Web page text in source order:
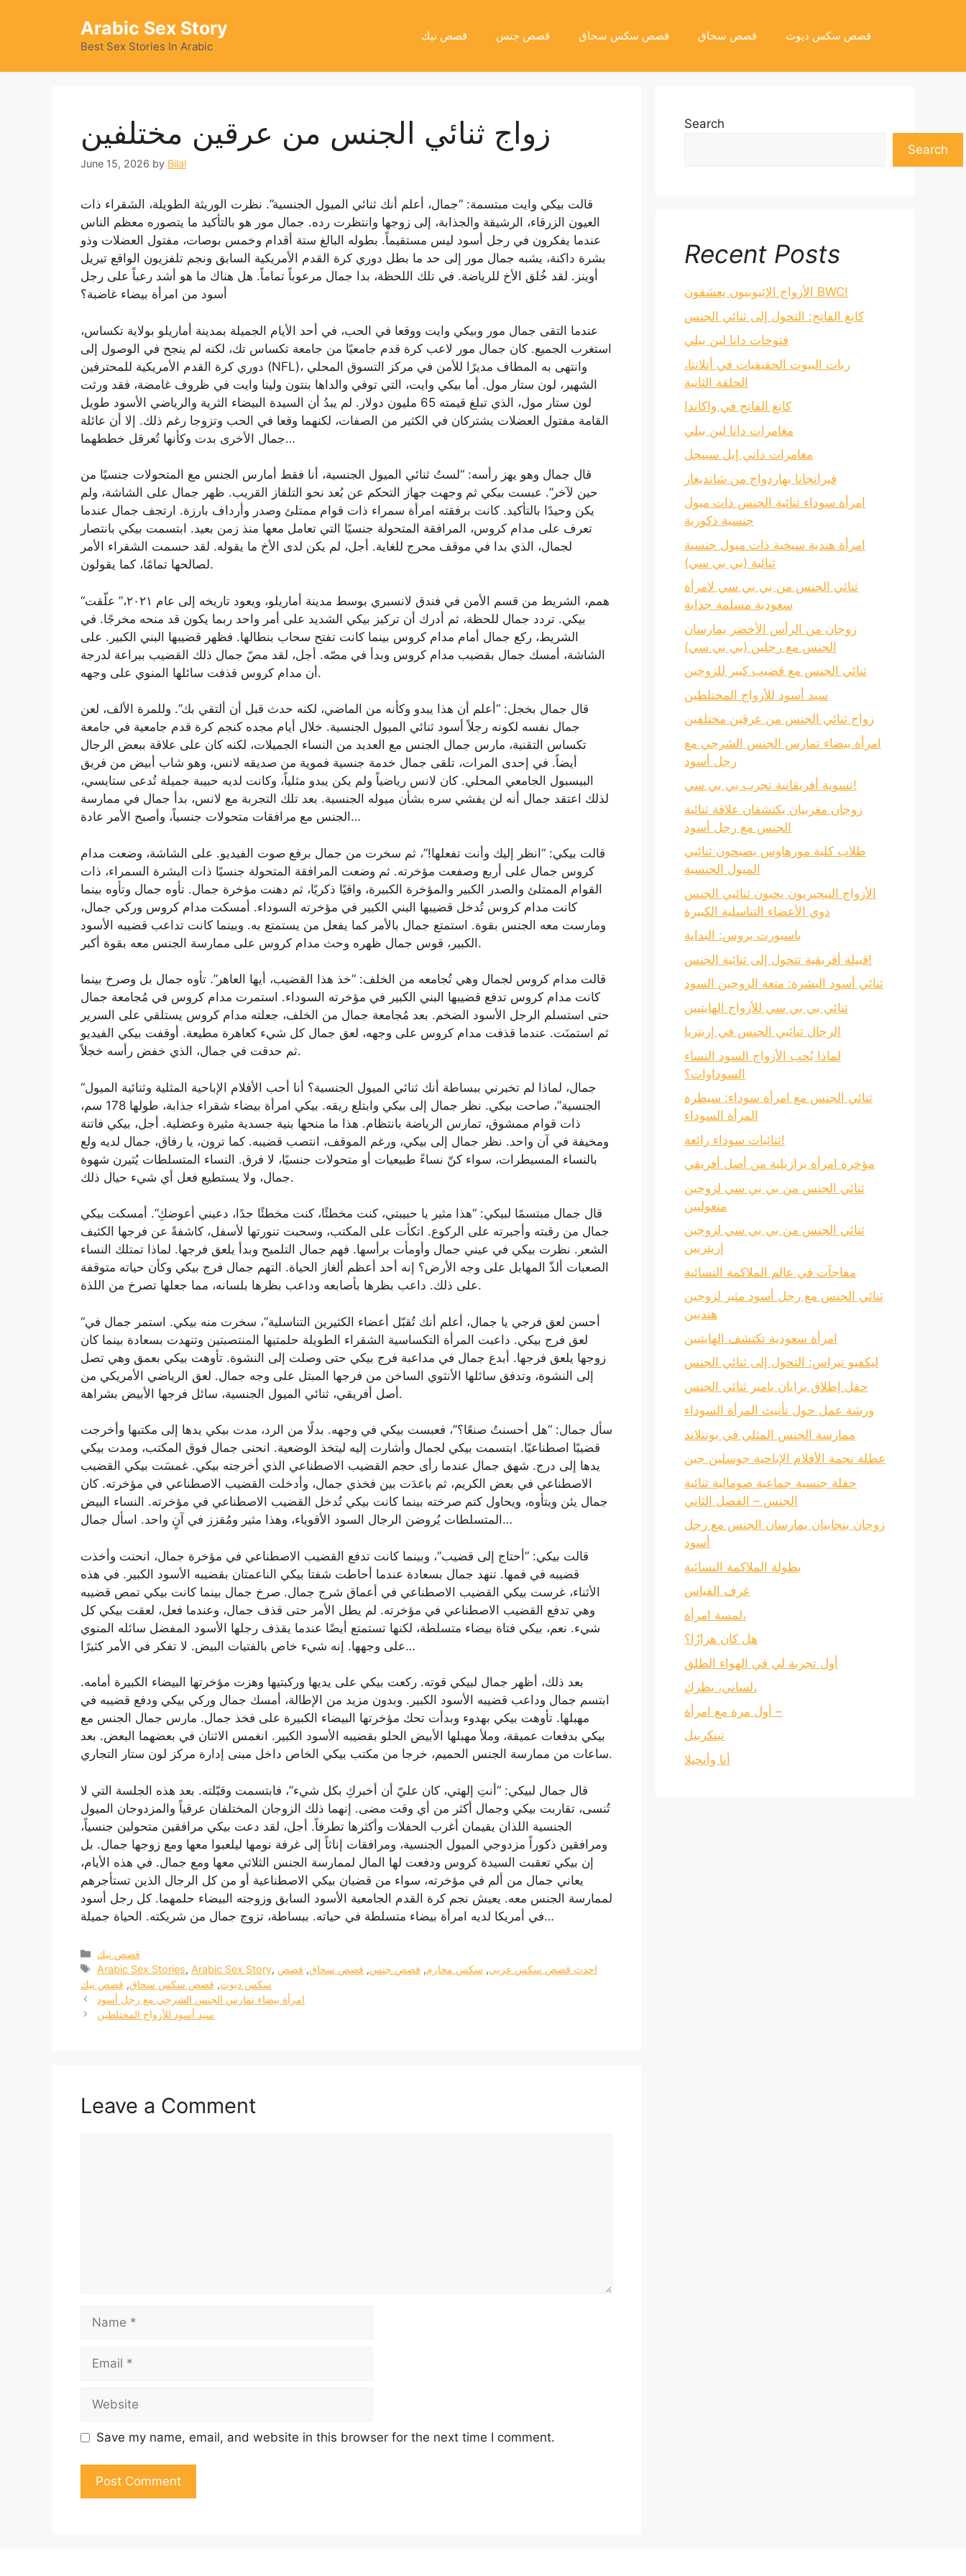
Arabic Sex Story
Best Sex Stories In Arabic
قصص نيك قصص جنس قصص سكس سحاق قصص سحاق قصص سكس ديوث
زواج ثنائي الجنس من عرقين مختلفين
June 15, 2026 by Bilal
قالت بيكي وايت مبتسمة: “جمال، أعلم أنك ثنائي الميول الجنسية”. نظرت الوريثة الطويلة، الشقراء ذات
العيون الزرقاء، الرشيقة والجذابة، إلى زوجها وانتظرت رده. جمال مور هو بالتأكيد ما يتصوره معظم الناس
عندما يفكرون في رجل أسود ليس مستقيماً. بطوله البالغ ستة أقدام وخمس بوصات، مفتول العضلات وذو
بشرة داكنة، يشبه جمال مور إلى حد ما بطل دوري كرة القدم الأمريكية السابق ونجم تلفزيون الواقع تيريل
أوينز. لقد خُلق الأخ للرياضة. في تلك اللحظة، بدا جمال مرعوباً تماماً. هل هناك ما هو أشد رعباً على رجل
أسود من امرأة بيضاء غاضبة؟
عندما التقى جمال مور وبيكي وايت ووقعا في الحب، في أحد الأيام الجميلة بمدينة أماريلو بولاية تكساس،
استغرب الجميع. كان جمال مور لاعب كرة قدم جامعيًا من جامعة تكساس تك، لكنه لم ينجح في الوصول إلى
دوري كرة القدم الأمريكية للمحترفين (NFL)، وانتهى به المطاف مديرًا للأمن في مركز التسوق المحلي
الشهير، لون ستار مول. أما بيكي وايت، التي توفي والداها بنتون ولينا وايت في ظروف غامضة، فقد ورثت
لون ستار مول، الذي تبلغ قيمته 65 مليون دولار. لم يبدُ أن السيدة البيضاء الثرية والرياضي الأسود طويل
القامة مفتول العضلات يشتركان في الكثير من الصفات، لكنهما وقعا في الحب وتزوجا رغم ذلك. إلا أن عائلة
جمال الأخرى بدت وكأنها تُعرقل خططهما…
قال جمال وهو يهز رأسه: “لستُ ثنائي الميول الجنسية، أنا فقط أمارس الجنس مع المتحولات جنسيًا من
حين لآخر”. عبست بيكي ثم وجهت جهاز التحكم عن بُعد نحو التلفاز القريب. ظهر جمال على الشاشة، ولم
يكن وحيدًا بالتأكيد. كانت برفقته امرأة سمراء ذات قوام ممتلئ وصدر وأرداف بارزة. ارتجف جمال عندما
تعرف على مدام كروس، المرافقة المتحولة جنسيًا التي تعامل معها منذ زمن بعيد. ابتسمت بيكي بانتصار
لجمال، الذي بدا في موقف محرج للغاية. أجل، لم يكن لدى الأخ ما يقوله. لقد حسمت الشقراء الأمر
لصالحها تمامًا، كما يقولون.
“همم، الشريط من قسم الأمن في فندق لانسبري بوسط مدينة أماريلو، ويعود تاريخه إلى عام ٢٠٢١،” علّقت
بيكي. تردد جمال للحظة، ثم أدرك أن تركيز بيكي الشديد على أمر واحد ربما يكون قد منحه مخرجًا. في
الشريط، ركع جمال أمام مدام كروس بينما كانت تفتح سحاب بنطالها. فظهر قضيبها البني الكبير. على
الشاشة، أمسك جمال بقضيب مدام كروس وبدأ في مصّه. أجل، لقد مصّ جمال ذلك القضيب ببراعة لدرجة
أن مدام كروس قذفت سائلها المنوي على وجهه.
قال جمال بخجل: “أعلم أن هذا يبدو وكأنه من الماضي، لكنه حدث قبل أن ألتقي بك”. وللمرة الألف، لعن
جمال نفسه لكونه رجلاً أسود ثنائي الميول الجنسية. خلال أيام مجده كنجم كرة قدم جامعية في جامعة
تكساس التقنية، مارس جمال الجنس مع العديد من النساء الجميلات، لكنه كان على علاقة ببعض الرجال
أيضاً. في إحدى المرات، تلقى جمال خدمة جنسية فموية من صديقه لانس، وهو شاب أبيض من فريق
البيسبول الجامعي المحلي. كان لانس رياضياً ولم يكن يبدو مثلياً، وكانت لديه حبيبة جميلة تُدعى ستايسي،
لذلك اعتقد جمال أنه لن يفشي سره بشأن ميوله الجنسية. بعد تلك التجربة مع لانس، بدأ جمال في ممارسة
الجنس مع مرافقات متحولات جنسياً، وأصبح الأمر عادة…
قالت بيكي: “انظر إليك وأنت تفعلها!”، ثم سخرت من جمال برفع صوت الفيديو. على الشاشة، وضعت مدام
كروس جمال على أربع وصفعت مؤخرته. ثم وضعت المرافقة المتحولة جنسيًا ذات البشرة السمراء، ذات
القوام الممتلئ والصدر الكبير والمؤخرة الكبيرة، واقيًا ذكريًا، ثم دهنت مؤخرة جمال. تأوه جمال وتأوه بينما
كانت مدام كروس تُدخل قضيبها البني الكبير في مؤخرته السوداء. أمسكت مدام كروس وركي جمال،
ومارست معه الجنس بقوة. استمتع جمال بالأمر كما يفعل من يستمتع به. وبينما كانت تداعب قضيبه الأسود
الكبير، قوس جمال ظهره وحث مدام كروس على ممارسة الجنس معه بقوة أكبر.
قالت مدام كروس لجمال وهي تُجامعه من الخلف: “خذ هذا القضيب، أيها العاهر”. تأوه جمال بل وصرخ بينما
كانت مدام كروس تدفع قضيبها البني الكبير في مؤخرته السوداء. استمرت مدام كروس في مُجامعة جمال
حتى استسلم الرجل الأسود الضخم. بعد مُجامعة جمال من الخلف، جعلته مدام كروس يستلقي على السرير
ثم استمنَت. عندما قذفت مدام كروس على وجهه، لعق جمال كل شيء كعاهرة مطيعة. أوقفت بيكي الفيديو
ثم حدقت في جمال، الذي خفض رأسه خجلاً.
“جمال، لماذا لم تخبرني ببساطة أنك ثنائي الميول الجنسية؟ أنا أحب الأفلام الإباحية المثلية وثنائية الميول
الجنسية”، صاحت بيكي. نظر جمال إلى بيكي وابتلع ريقه. بيكي امرأة بيضاء شقراء جذابة، طولها 178 سم،
ذات قوام ممشوق، تمارس الرياضة بانتظام. هذا ما منحها بنية جسدية مثيرة وعضلية. أجل، بيكي فاتنة
ومخيفة في آن واحد. نظر جمال إلى بيكي، ورغم الموقف، انتصب قضيبه. كما ترون، يا رفاق، جمال لديه ولع
بالنساء المسيطرات، سواء كنّ نساءً طبيعيات أو متحولات جنسيًا، لا فرق. النساء المتسلطات يُثيرن شهوة
جمال، ولا يستطيع فعل أي شيء حيال ذلك.
قال جمال مبتسمًا لبيكي: “هذا مثير يا حبيبتي، كنت مخطئًا، كنت مخطئًا جدًا، دعيني أعوضكِ”. أمسكت بيكي
جمال من رقبته وأجبرته على الركوع. اتكأت على المكتب، وسحبت تنورتها لأسفل، كاشفةً عن فرجها الكثيف
الشعر. نظرت بيكي في عيني جمال وأومأت برأسها. فهم جمال التلميح وبدأ يلعق فرجها. لماذا تمتلك النساء
الصعبات ألذّ المهابل على وجه الأرض؟ إنه أحد أعظم ألغاز الحياة. التهم جمال فرج بيكي وكأن حياته متوقفة
على ذلك. داعب بظرها بأصابعه وداعب بظرها بلسانه، مما جعلها تصرخ من اللذة.
“أحسن لعق فرجي يا جمال، أعلم أنك تُقبّل أعضاء الكثيرين التناسلية”، سخرت منه بيكي. استمر جمال في
لعق فرج بيكي. داعبت المرأة التكساسية الشقراء الطويلة حلمتيها المنتصبتين وتنهدت بسعادة بينما كان
زوجها يلعق فرجها. أبدع جمال في مداعبة فرج بيكي حتى وصلت إلى النشوة. تأوهت بيكي بعمق وهي تصل
إلى النشوة، وتدفق سائلها الأنثوي الساخن من فرجها المبتل على وجه جمال. لعق الرياضي الأمريكي من
أصل أفريقي، ثنائي الميول الجنسية، سائل فرجها الأبيض بشراهة.
سأل جمال: “هل أحسنتُ صنعًا؟”، فعبست بيكي في وجهه. بدلًا من الرد، مدت بيكي يدها إلى مكتبها وأخرجت
قضيبًا اصطناعيًا. ابتسمت بيكي لجمال وأشارت إليه ليتخذ الوضعية. انحنى جمال فوق المكتب، ومدت بيكي
يدها إلى درج. شهق جمال عندما رأى حجم القضيب الاصطناعي الذي أخرجته بيكي. غمسَت بيكي القضيب
الاصطناعي في بعض الكريم، ثم باعدَت بين فخذي جمال، وأدخلت القضيب الاصطناعي في مؤخرته. كان
جمال يئن ويتأوه، ويحاول كتم صرخته بينما كانت بيكي تُدخل القضيب الاصطناعي في مؤخرته. النساء البيض
المتسلطات يُروضن الرجال السود الأقوياء، وهذا مثير ومُقزز في آنٍ واحد. اسأل جمال…
قالت بيكي: “أحتاج إلى قضيب”، وبينما كانت تدفع القضيب الاصطناعي في مؤخرة جمال، انحنت وأخذت
قضيبه في فمها. تنهد جمال بسعادة عندما أحاطت شفتا بيكي الناعمتان بقضيبه الأسود الكبير. في هذه
الأثناء، غرست بيكي القضيب الاصطناعي في أعماق شرج جمال. صرخ جمال بينما كانت بيكي تمص قضيبه
وهي تدفع القضيب الاصطناعي في مؤخرته. لم يطل الأمر حتى قذف جمال، وعندما فعل، لعقت بيكي كل
شيء. نعم، بيكي فتاة بيضاء متسلطة، لكنها تستمتع أيضًا عندما يقذف رجلها الأسود المفضل سائله المنوي
على وجهها. إنه شيء خاص بالفتيات البيض. لا تفكر في الأمر كثيرًا…
بعد ذلك، أظهر جمال لبيكي قوته. ركعت بيكي على يديها وركبتيها وهزت مؤخرتها البيضاء الكبيرة أمامه.
ابتسم جمال وداعب قضيبه الأسود الكبير. وبدون مزيد من الإطالة، أمسك جمال وركي بيكي ودفع قضيبه في
مهبلها. تأوهت بيكي بهدوء وبدأت تحك مؤخرتها البيضاء الكبيرة على فخذ جمال. مارس جمال الجنس مع
بيكي بدفعات عميقة، وملأ مهبلها الأبيض الحلو بقضيبه الأسود الكبير. انغمس الاثنان في بعضهما البعض. بعد
ساعات من ممارسة الجنس الحميم، خرجا من مكتب بيكي الخاص داخل مبنى إدارة مركز لون ستار التجاري.
قال جمال لبيكي: “أنتِ إلهتي، كان عليّ أن أخبركِ بكل شيء”، فابتسمت وقبّلته. بعد هذه الجلسة التي لا
تُنسى، تقاربت بيكي وجمال أكثر من أي وقت مضى. إنهما ذلك الزوجان المختلفان عرقياً والمزدوجان الميول
الجنسية اللذان يقيمان أغرب الحفلات وأكثرها تطرفاً. أجل، لقد دعت بيكي مرافقين متحولين جنسياً،
ومرافقين ذكوراً مزدوجي الميول الجنسية، ومرافقات إناثاً إلى غرفة نومها ليلعبوا معها ومع زوجها جمال. بل
إن بيكي تعقبت السيدة كروس ودفعت لها المال لممارسة الجنس الثلاثي معها ومع جمال. في هذه الأيام،
يعاني جمال من ألم في مؤخرته، سواء من قضبان بيكي الاصطناعية أو من كل الرجال الذين تستأجرهم
لممارسة الجنس معه. يعيش نجم كرة القدم الجامعية الأسود السابق وزوجته البيضاء حلمهما. كل رجل أسود
في أمريكا لديه امرأة بيضاء متسلطة في حياته. ببساطة، تزوج جمال من شريكته. الحياة جميلة…
Categories
قصص نيك
Tags
Arabic Sex Stories, Arabic Sex Story, احدث قصص سكس عربي, سكس محارم, قصص جنس, قصص سحاق, قصص
سكس ديوث, قصص سكس سحاق, قصص نيك
امرأة بيضاء تمارس الجنس الشرجي مع رجل أسود
سيد أسود للأزواج المختلطين
Leave a Comment
Save my name, email, and website in this browser for the next time I comment.
Search
Search
Recent Posts
الأزواج الإثيوبيون يعشقون BWC!
كانغ الفاتح: التحول إلى ثنائي الجنس
فتوحات دانا لين بيلي
ربات البيوت الحقيقيات في أتلانتا،
الحلقة الثانية
كانغ الفاتح في واكاندا
مغامرات دانا لين بيلي
مغامرات داني إيل سبيجل
فيرانجانا بهاردواج من شانديغار
امرأة سوداء ثنائية الجنس ذات ميول
جنسية ذكورية
امرأة هندية سيخية ذات ميول جنسية
ثنائية (بي بي سي)
ثنائي الجنس من بي بي سي لامرأة
سعودية مسلمة جذابة
زوجان من الرأس الأخضر يمارسان
الجنس مع رجلين (بي بي سي)
ثنائي الجنس مع قضيب كبير للزوجين
سيد أسود للأزواج المختلطين
زواج ثنائي الجنس من عرقين مختلفين
امرأة بيضاء تمارس الجنس الشرجي مع
رجل أسود
نسوية أفريقانية تجرب بي بي سي!
زوجان مغربيان يكتشفان علاقة ثنائية
الجنس مع رجل أسود
طلاب كلية مورهاوس يصبحون ثنائيي
الميول الجنسية
الأزواج النيجيريون يحبون ثنائيي الجنس
ذوي الأعضاء التناسلية الكبيرة
باسبورت بروس: البداية
قبيلة أفريقية تتحول إلى ثنائية الجنس!
ثنائي أسود البشرة: متعة الزوجين السود
ثنائي بي بي سي للأزواج الهايتيين
الرجال ثنائيي الجنس في إريتريا
لماذا يُحب الأزواج السود النساء
السوداوات؟
ثنائي الجنس مع امرأة سوداء: سيطرة
المرأة السوداء
ثنائيات سوداء رائعة!
مؤخرة امرأة برازيلية من أصل أفريقي
ثنائي الجنس من بي بي سي لزوجين
منغوليين
ثنائي الجنس من بي بي سي لزوجين
إريتريين
مفاجآت في عالم الملاكمة النسائية
ثنائي الجنس مع رجل أسود مثير لزوجين
هنديين
امرأة سعودية تكتشف الهايتيين
ليكفيو تيراس: التحول إلى ثنائي الجنس
حفل إطلاق برايان بامبر ثنائي الجنس
ورشة عمل حول تأنيث المرأة السوداء
ممارسة الجنس المثلي في بونتلاند
عطلة نجمة الأفلام الإباحية جوسلين جين
حفلة جنسية جماعية صومالية ثنائية
الجنس – الفصل الثاني
زوجان بنجابيان يمارسان الجنس مع رجل
أسود
بطولة الملاكمة النسائية
غرف القياس
لمسة امرأة،
هل كان هزازًا؟
أول تجربة لي في الهواء الطلق
لساني، بظركِ،
أول مرة مع امرأة –
تينكربيل
أنا وأنجيلا